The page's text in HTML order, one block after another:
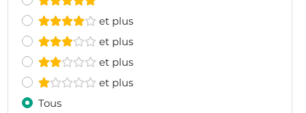
et plus
et plus
et plus
et plus
Tous